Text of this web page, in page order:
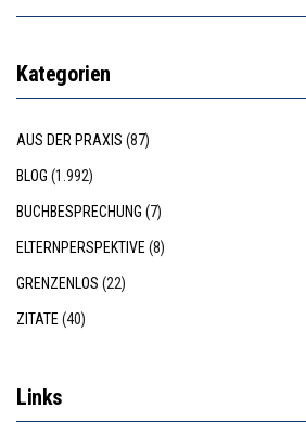
Kategorien
AUS DER PRAXIS (87)
BLOG (1.992)
BUCHBESPRECHUNG (7)
ELTERNPERSPEKTIVE (8)
GRENZENLOS (22)
ZITATE (40)
Links